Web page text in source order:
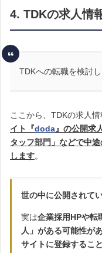
4. TDKの求人情
TDKへの転職を検討
ここから、TDKの求人情
イト『doda』の公開求
タッフ部門」などで中途
します。
世の中に公開されて
実は企業採用HPや転
人」がある可能性が
サイトに登録するこ